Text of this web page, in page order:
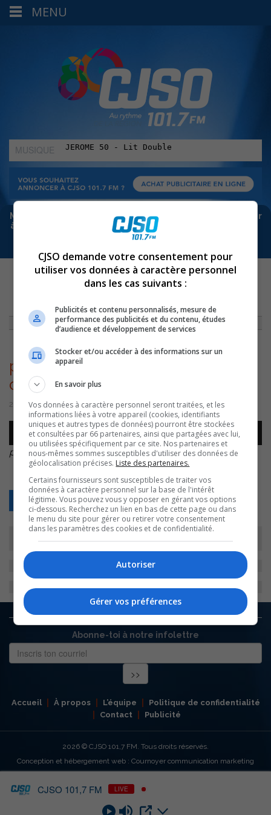
MUSIQUE
:
Meta bloque les infos sur Facebook. Pour ne rien manquer
à Sorel-Tracy et la région, abonne-toi à notre infolettre :
PHILIPPE-LABARRE-TENDANCES-CHAUSSURES
philippe-labarre-tendances-
chaussures
20 septembre 2016 | Par Équipe CJSO
Lecteur
audio
00:00 00:00
philippe-labarre-tendances-chaussures.
Retour
Abonne-toi à notre infolettre
Accueil À propos L’équipe
Politique de confidentialité
Contact
Publicité
2026 © CJSO 101,7 FM. Tous droits réservés.
Conception et hébergement web : Cournoyer communication marketing
CJSO 101,7 FM LIVE
MENU
CJSO demande votre consentement pour
utiliser vos données à caractère personnel
dans les cas suivants :
Publicités et contenu personnalisés, mesure de
performance des publicités et du contenu, études
d’audience et développement de services
Stocker et/ou accéder à des informations sur un
appareil
En savoir plus
Vos données à caractère personnel seront traitées, et les
informations liées à votre appareil (cookies, identifiants
uniques et autres types de données) pourront être stockées
et consultées par 66 partenaires, ainsi que partagées avec lui,
ou utilisées spécifiquement par ce site. Nos partenaires et
nous-mêmes sommes susceptibles d'utiliser des données de
géolocalisation précises. Liste des partenaires.
Certains fournisseurs sont susceptibles de traiter vos
données à caractère personnel sur la base de l'intérêt
légitime. Vous pouvez vous y opposer en gérant vos options
ci-dessous. Recherchez un lien en bas de cette page ou dans
le menu du site pour gérer ou retirer votre consentement
dans les paramètres des cookies et de confidentialité.
Autoriser
Gérer vos préférences